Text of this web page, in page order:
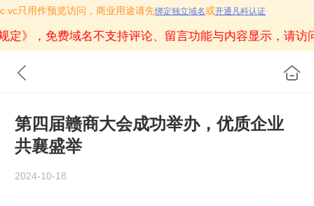
只用作预览访问，商业用途请先绑定独立域名或开通凡科认证
定》 ，免费域名不支持评论、留言功能与内容显示，请访
第四届赣商大会成功举办，优质企业
共襄盛举
2024-10-18